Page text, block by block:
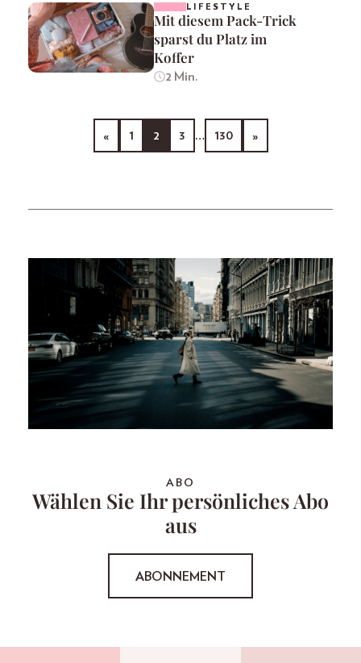
LIFESTYLE
Mit diesem Pack-Trick
sparst du Platz im
Koffer
2 Min.
« 1 2 3 … 130 »
ABO
Wählen Sie Ihr persönliches Abo
aus
ABONNEMENT